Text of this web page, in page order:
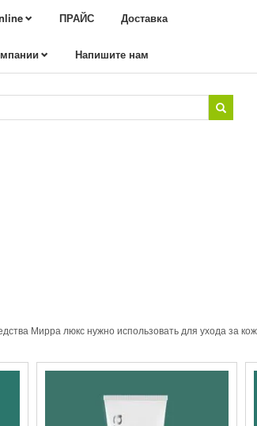
ПРАЙС Доставка
Напишите нам
Мирра люкс нужно использовать для ухода за